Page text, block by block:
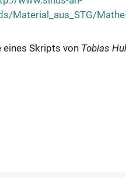
Material_aus_STG/
eines Skripts von Tobias